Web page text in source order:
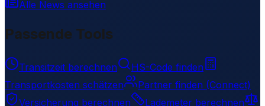
Alle News ansehen
Passende Tools
Transitzeit berechnen
HS-Code finden
Transportkosten schätzen
Partner finden (Connect)
Versicherung berechnen
Lademeter berechnen